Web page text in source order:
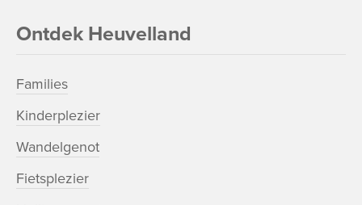
Ontdek Heuvelland
Families
Kinderplezier
Wandelgenot
Fietsplezier